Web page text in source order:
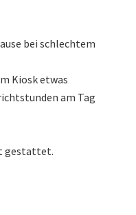
bei schlechtem
Kiosk etwas
am Tag
gestattet.